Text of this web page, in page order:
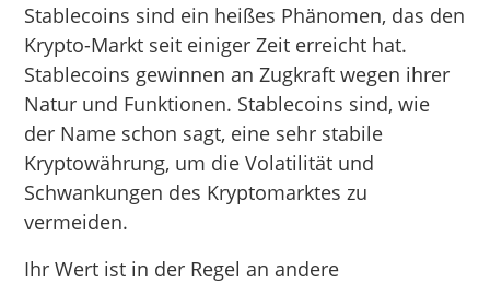
Stablecoins sind ein heißes Phänomen, das den
Krypto-Markt seit einiger Zeit erreicht hat.
Stablecoins gewinnen an Zugkraft wegen ihrer
Natur und Funktionen. Stablecoins sind, wie
der Name schon sagt, eine sehr stabile
Kryptowährung, um die Volatilität und
Schwankungen des Kryptomarktes zu
vermeiden.
Ihr Wert ist in der Regel an andere